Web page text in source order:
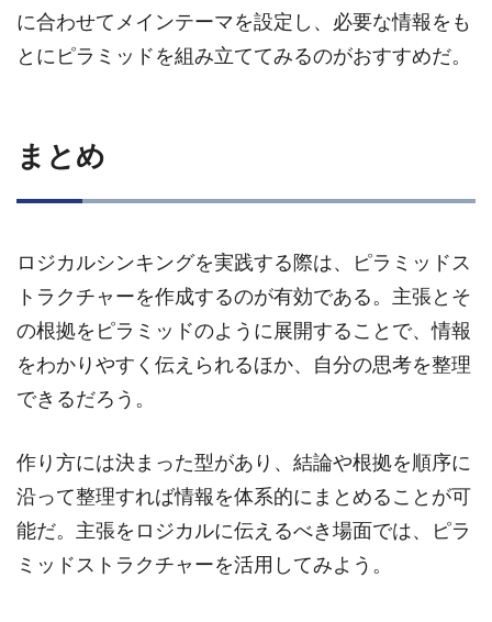
に合わせてメインテーマを設定し、必要な情報をも
とにピラミッドを組み立ててみるのがおすすめだ。
まとめ
ロジカルシンキングを実践する際は、ピラミッドス
トラクチャーを作成するのが有効である。主張とそ
の根拠をピラミッドのように展開することで、情報
をわかりやすく伝えられるほか、自分の思考を整理
できるだろう。
作り方には決まった型があり、結論や根拠を順序に
沿って整理すれば情報を体系的にまとめることが可
能だ。主張をロジカルに伝えるべき場面では、ピラ
ミッドストラクチャーを活用してみよう。